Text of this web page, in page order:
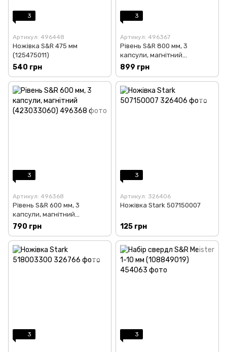
3
Артикул: 496448
Ножівка S&R 475 мм
(125475011)
540 грн
3
Артикул: 496367
Рівень S&R 800 мм, 3
капсули, магнітний
(423034080)
899 грн
3
Артикул: 496368
Рівень S&R 600 мм, 3
капсули, магнітний
(423033060)
790 грн
3
Артикул: 326406
Ножівка Stark 507150007
125 грн
3 3